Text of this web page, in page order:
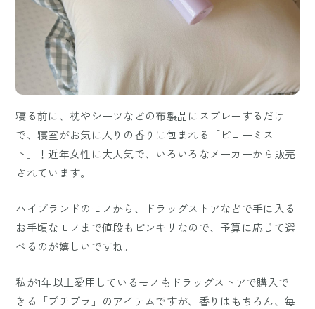
寝る前に、枕やシーツなどの布製品にスプレーするだけ
で、寝室がお気に入りの香りに包まれる「ピローミス
ト」！近年女性に大人気で、いろいろなメーカーから販売
されています。
ハイブランドのモノから、ドラッグストアなどで手に入る
お手頃なモノまで値段もピンキリなので、予算に応じて選
べるのが嬉しいですね。
私が1年以上愛用しているモノもドラッグストアで購入で
きる「プチプラ」のアイテムですが、香りはもちろん、毎